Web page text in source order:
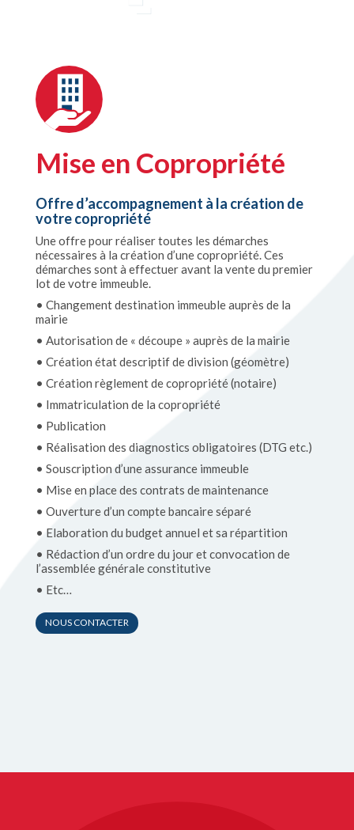
Mise en Copropriété
Offre d’accompagnement à la création de
votre copropriété
Une offre pour réaliser toutes les démarches
nécessaires à la création d’une copropriété. Ces
démarches sont à effectuer avant la vente du premier
lot de votre immeuble.
• Changement destination immeuble auprès de la
mairie
• Autorisation de « découpe » auprès de la mairie
• Création état descriptif de division (géomètre)
• Création règlement de copropriété (notaire)
• Immatriculation de la copropriété
• Publication
• Réalisation des diagnostics obligatoires (DTG etc.)
• Souscription d’une assurance immeuble
• Mise en place des contrats de maintenance
• Ouverture d’un compte bancaire séparé
• Elaboration du budget annuel et sa répartition
• Rédaction d’un ordre du jour et convocation de
l’assemblée générale constitutive
• Etc…
NOUS CONTACTER